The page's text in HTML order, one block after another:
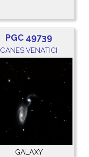
PGC 49739
CANES VENATICI
GALAXY